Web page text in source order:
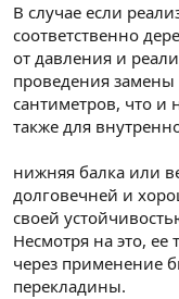
В случае если
соответственно
от давления и
проведения
сантиметров, что и
также для
нижняя балка или
долговечней и
своей
Несмотря на это,
через применение
перекладины.